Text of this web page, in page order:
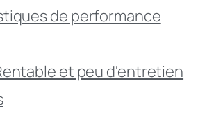
de performance
et peu d'entretien